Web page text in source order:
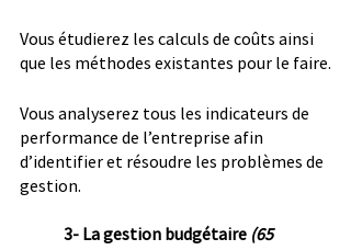
Vous étudierez les calculs de coûts ainsi
que les méthodes existantes pour le faire.
Vous analyserez tous les indicateurs de
performance de l’entreprise afin
d’identifier et résoudre les problèmes de
gestion.
3- La gestion budgétaire (65